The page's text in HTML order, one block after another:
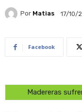
Por Matias 17/10/
Facebook
Madereras